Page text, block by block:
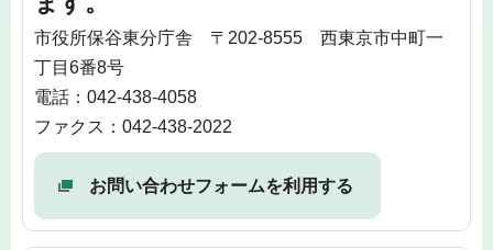
市役所保谷東分庁舎 〒202-8555 西東京市中町一
丁目6番8号
電話：042-438-4058
ファクス：042-438-2022
お問い合わせフォームを利用する